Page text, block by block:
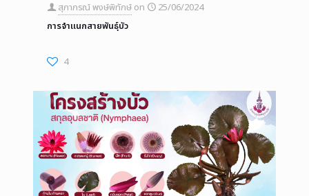
สุภาภรณ์ พงษ์พิทักษ์ on
25/06/2024
การจำแนกสายพันธุ์บัว
4